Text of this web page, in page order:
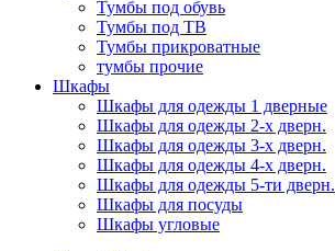
Тумбы под обувь
Тумбы под ТВ
Тумбы прикроватные
тумбы прочие
Шкафы
Шкафы для одежды 1 дверные
Шкафы для одежды 2-х дверн.
Шкафы для одежды 3-х дверн.
Шкафы для одежды 4-х дверн.
Шкафы для одежды 5-ти дверн.
Шкафы для посуды
Шкафы угловые